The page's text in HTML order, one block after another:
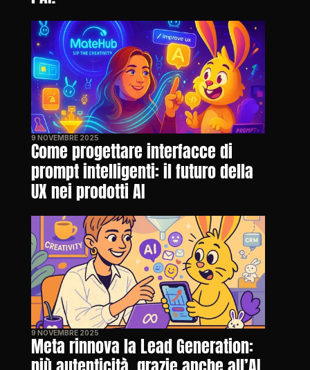
9 NOVEMBRE 2025
Come progettare interfacce di
prompt intelligenti: il futuro della
UX nei prodotti AI
9 NOVEMBRE 2025
Meta rinnova la Lead Generation: